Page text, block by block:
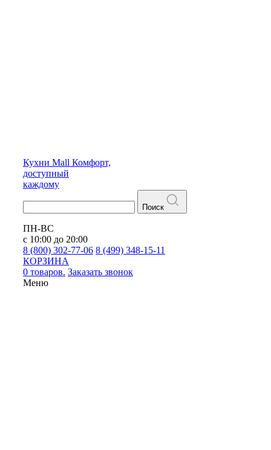
Кухни Mall Комфорт,
доступный
каждому
Поиск
ПН-ВС
с 10:00 до 20:00
8 (800) 302-77-06 8 (499) 348-15-11
КОРЗИНА
0 товаров. Заказать звонок
Меню